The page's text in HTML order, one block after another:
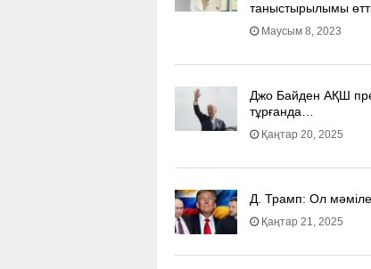
таныстырылымы
Маусым 8, 2023
Джо Байден АҚШ
тұрғанда…
Қаңтар 20, 2025
Д. Трамп: Ол
Қаңтар 21, 2025